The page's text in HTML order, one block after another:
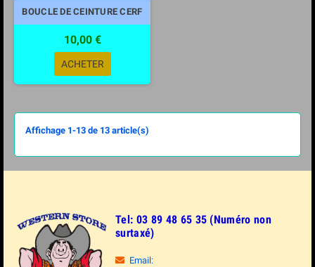
BOUCLE DE CEINTURE CERF
10,00 €
ACHETER
Affichage 1-13 de 13 article(s)
Tel: 03 89 48 65 35 (Numéro non
surtaxé)
Email: